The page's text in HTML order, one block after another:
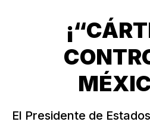
El Presidente de